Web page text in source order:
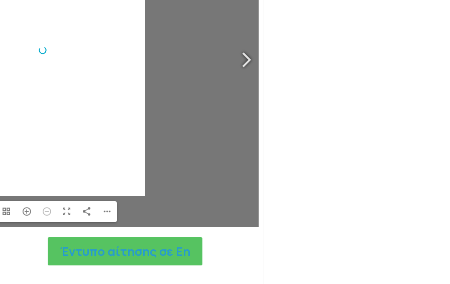
Έντυπο αίτησης σε En